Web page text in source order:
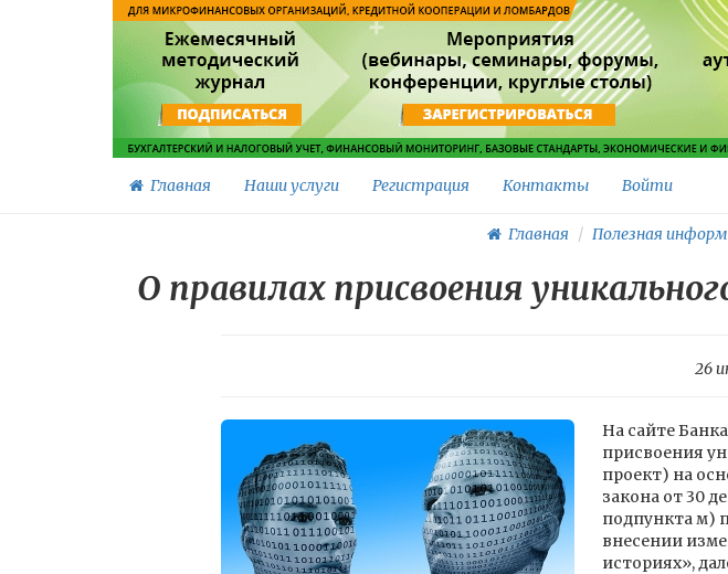
Главная Наши услуги Регистрация Контакты Войти
Главная Полезная
О правилах присвоения
26
На сайте
присвоения
проект) на
закона от 30
подпункта м)
внесении
историях»,